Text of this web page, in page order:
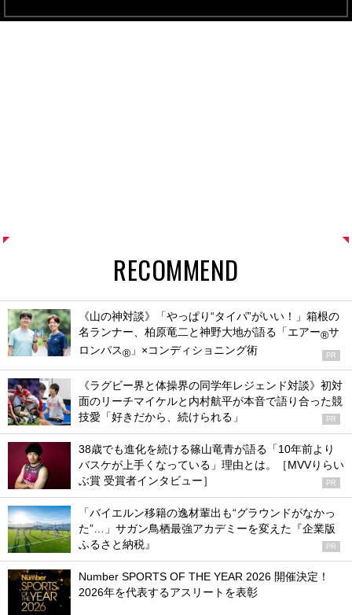
RECOMMEND
《山の神対談》「やっぱり“タイパ”がいい！」箱根の
名ランナー、柏原竜二と神野大地が語る「エアー®サ
ロンパス® 」×コンディショニング術 PR
《ラグビー界と体操界の同学年レジェンド対談》初対
面のリーチマイケルと内村航平が本音で語り合った競
技愛「好きだから、続けられる」
PR
38歳でも進化を続ける篠山竜青が語る「10年前より
バスケが上手くなっている」理由とは。［MVVりらい
ぶ賞 受賞者インタビュー］
PR
「バイエルン移籍の逸材輩出も“グラウンドがなかっ
た”…」サガン鳥栖最強アカデミーを変えた『企業版
ふるさと納税』
PR
Number SPORTS OF THE YEAR 2026 開催決定！
2026年を代表するアスリートを表彰